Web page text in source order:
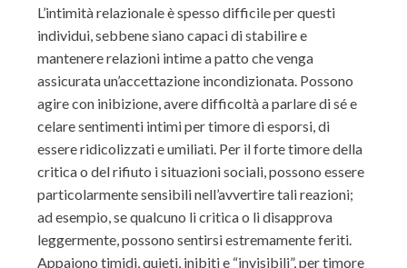
L’intimità relazionale è spesso difficile per questi
individui, sebbene siano capaci di stabilire e
mantenere relazioni intime a patto che venga
assicurata un’accettazione incondizionata. Possono
agire con inibizione, avere difficoltà a parlare di sé e
celare sentimenti intimi per timore di esporsi, di
essere ridicolizzati e umiliati. Per il forte timore della
critica o del rifiuto i situazioni sociali, possono essere
particolarmente sensibili nell’avvertire tali reazioni;
ad esempio, se qualcuno li critica o li disapprova
leggermente, possono sentirsi estremamente feriti.
Appaiono timidi, quieti, inibiti e “invisibili”, per timore